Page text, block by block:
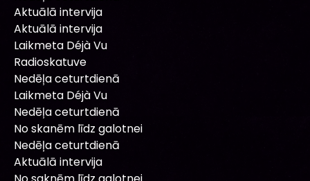
Aktuālā intervija
Aktuālā intervija
Laikmeta Déjà Vu
Radioskatuve
Nedēļa ceturtdienā
Laikmeta Déjà Vu
Nedēļa ceturtdienā
No skanēm līdz galotnei
Nedēļa ceturtdienā
Aktuālā intervija